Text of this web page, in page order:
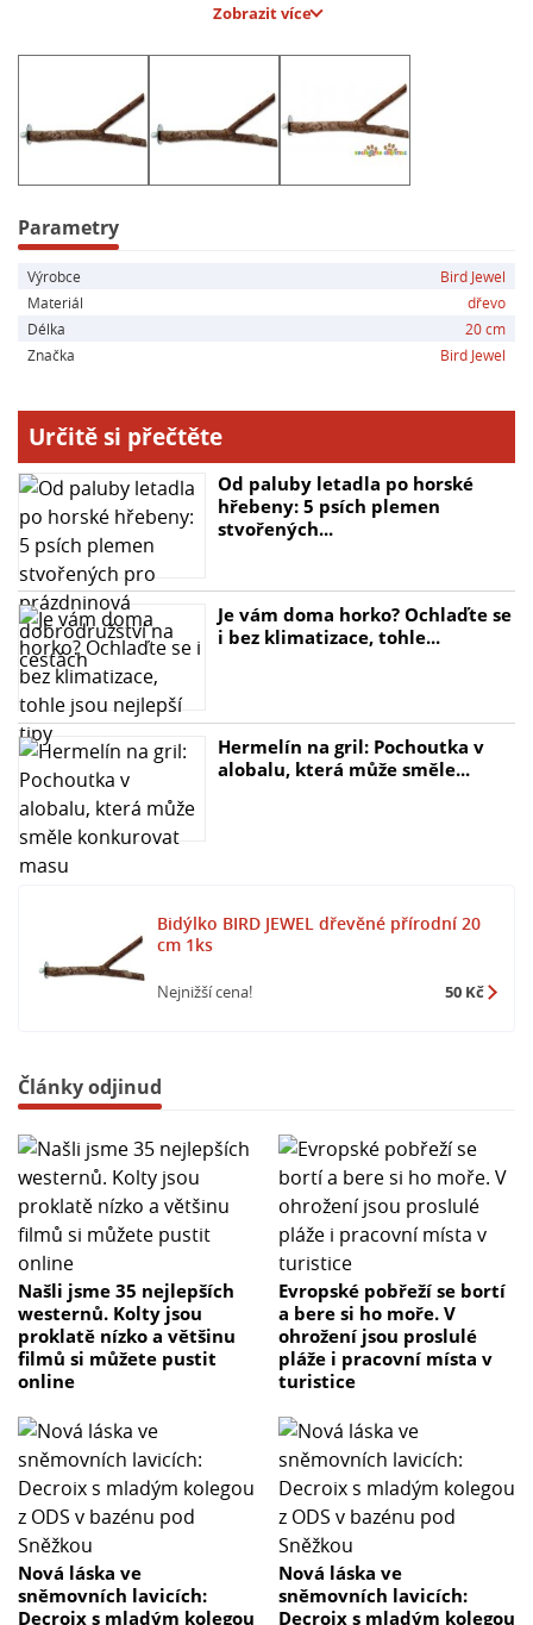
- Přírodní a bezpečné pro papoušky
- Dostupné v několika velikostech
Zobrazit více
Parametry
Výrobce
Bird Jewel
Materiál
dřevo
Délka
20 cm
Značka
Bird Jewel
Určitě si přečtěte
Od paluby letadla po horské
hřebeny: 5 psích plemen
stvořených...
Je vám doma horko? Ochlaďte se
i bez klimatizace, tohle...
Hermelín na gril: Pochoutka v
alobalu, která může směle...
Bidýlko BIRD JEWEL dřevěné přírodní 20
cm 1ks
Nejnižší cena! 50 Kč
Články odjinud
Našli jsme 35 nejlepších
westernů. Kolty jsou
proklatě nízko a většinu
filmů si můžete pustit
online
Evropské pobřeží se bortí
a bere si ho moře. V
ohrožení jsou proslulé
pláže i pracovní místa v
turistice
Nová láska ve
sněmovních lavicích:
Decroix s mladým kolegou
Nová láska ve
sněmovních lavicích:
Decroix s mladým kolegou